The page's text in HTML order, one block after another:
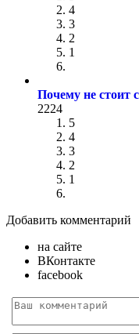
4
3
2
1
Почему не стоит
2224
5
4
3
2
1
Добавить комментарий
на сайте
ВКонтакте
facebook